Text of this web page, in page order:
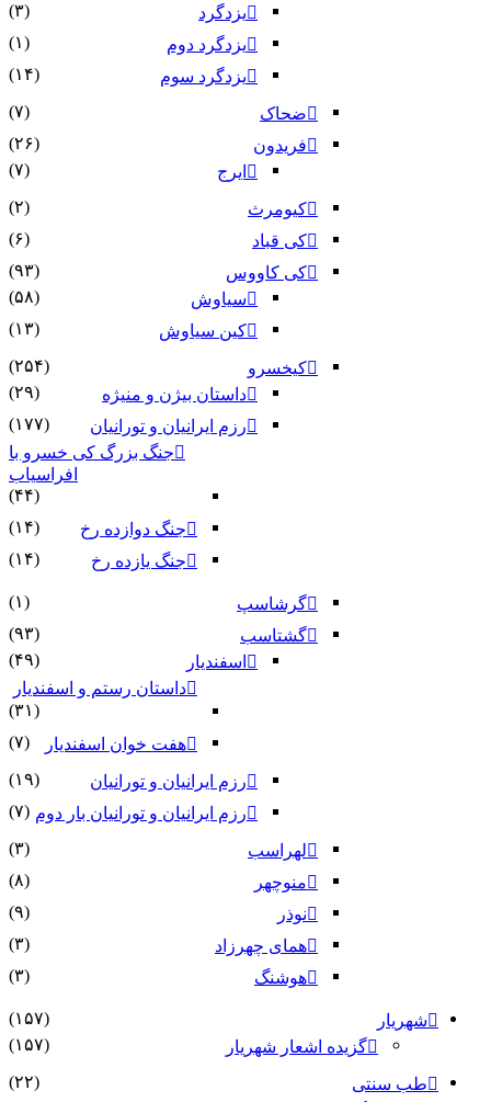
یزدگرد
(۳)
یزدگرد دوم
(۱)
یزدگرد سوم
(۱۴)
ضحاک
(۷)
فریدون
(۲۶)
ایرج
(۷)
کیومرث
(۲)
کی قباد
(۶)
کی کاووس
(۹۳)
سیاوش
(۵۸)
کین سیاوش
(۱۳)
کیخسرو
(۲۵۴)
داستان بیژن و منیژه
(۲۹)
رزم ایرانیان و تورانیان
(۱۷۷)
جنگ بزرگ کی خسرو با
افراسیاب
(۴۴)
جنگ دوازده رخ
(۱۴)
جنگ یازده رخ
(۱۴)
گرشاسپ
(۱)
گشتاسب
(۹۳)
اسفندیار
(۴۹)
داستان رستم و اسفندیار
(۳۱)
هفت خوان اسفندیار
(۷)
رزم ایرانیان و تورانیان
(۱۹)
رزم ایرانیان و تورانیان بار دوم (۷)
لهراسب
(۳)
منوچهر
(۸)
نوذر
(۹)
هماى چهرزاد
(۳)
هوشنگ
(۳)
شهریار
(۱۵۷)
گزیده اشعار شهریار
(۱۵۷)
طب سنتی
(۲۲)